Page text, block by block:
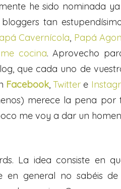
he sido nominada
tan
Cavernícola, Papá
cocina. Aprovecho
que cada uno de
Facebook,Twitter e
merece la pena por
me voy a dar un
La idea consiste en
en general no sabéis